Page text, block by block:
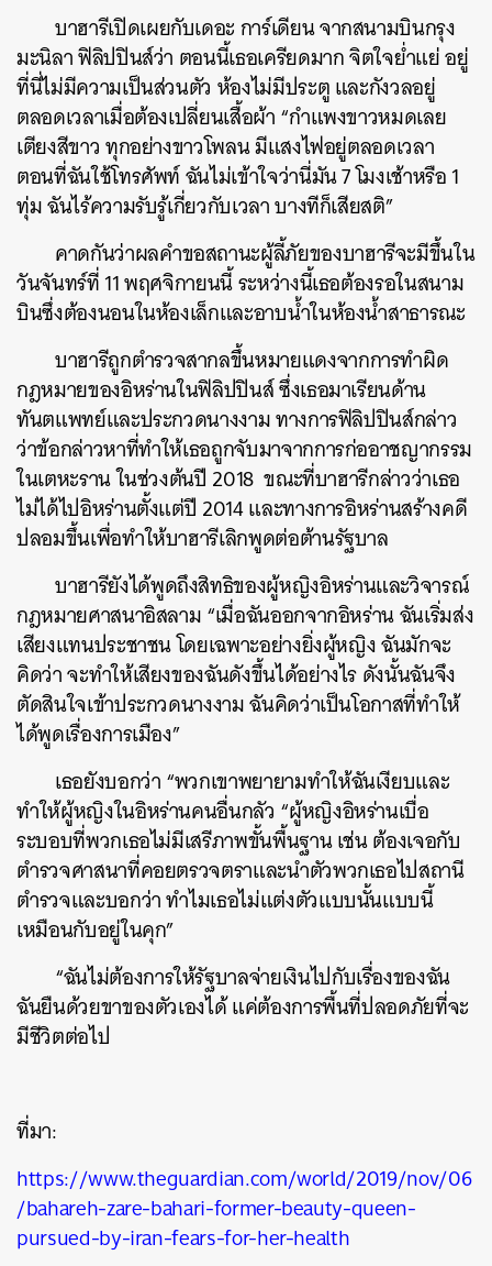
บาฮารีเปิดเผยกับเดอะ การ์เดียน จากสนามบินกรุง
มะนิลา ฟิลิปปินส์ว่า ตอนนี้เธอเครียดมาก จิตใจย่ำแย่ อยู่
ที่นี่ไม่มีความเป็นส่วนตัว ห้องไม่มีประตู และกังวลอยู่
ตลอดเวลาเมื่อต้องเปลี่ยนเสื้อผ้า “กำแพงขาวหมดเลย
เตียงสีขาว ทุกอย่างขาวโพลน มีแสงไฟอยู่ตลอดเวลา
ตอนที่ฉันใช้โทรศัพท์ ฉันไม่เข้าใจว่านี่มัน 7 โมงเช้าหรือ 1
ทุ่ม ฉันไร้ความรับรู้เกี่ยวกับเวลา บางทีก็เสียสติ”
คาดกันว่าผลคำขอสถานะผู้ลี้ภัยของบาฮารีจะมีขึ้นใน
วันจันทร์ที่ 11 พฤศจิกายนนี้ ระหว่างนี้เธอต้องรอในสนาม
บินซึ่งต้องนอนในห้องเล็กและอาบน้ำในห้องน้ำสาธารณะ
บาฮารีถูกตำรวจสากลขึ้นหมายแดงจากการทำผิด
กฎหมายของอิหร่านในฟิลิปปินส์ ซึ่งเธอมาเรียนด้าน
ทันตแพทย์และประกวดนางงาม ทางการฟิลิปปินส์กล่าว
ว่าข้อกล่าวหาที่ทำให้เธอถูกจับมาจากการก่ออาชญากรรม
ในเตหะราน ในช่วงต้นปี 2018 ขณะที่บาฮารีกล่าวว่าเธอ
ไม่ได้ไปอิหร่านตั้งแต่ปี 2014 และทางการอิหร่านสร้างคดี
ปลอมขึ้นเพื่อทำให้บาฮารีเลิกพูดต่อต้านรัฐบาล
บาฮารียังได้พูดถึงสิทธิของผู้หญิงอิหร่านและวิจารณ์
กฎหมายศาสนาอิสลาม “เมื่อฉันออกจากอิหร่าน ฉันเริ่มส่ง
เสียงแทนประชาชน โดยเฉพาะอย่างยิ่งผู้หญิง ฉันมักจะ
คิดว่า จะทำให้เสียงของฉันดังขึ้นได้อย่างไร ดังนั้นฉันจึง
ตัดสินใจเข้าประกวดนางงาม ฉันคิดว่าเป็นโอกาสที่ทำให้
ได้พูดเรื่องการเมือง”
เธอยังบอกว่า “พวกเขาพยายามทำให้ฉันเงียบและ
ทำให้ผู้หญิงในอิหร่านคนอื่นกลัว “ผู้หญิงอิหร่านเบื่อ
ระบอบที่พวกเธอไม่มีเสรีภาพขั้นพื้นฐาน เช่น ต้องเจอกับ
ตำรวจศาสนาที่คอยตรวจตราและนำตัวพวกเธอไปสถานี
ตำรวจและบอกว่า ทำไมเธอไม่แต่งตัวแบบนั้นแบบนี้
เหมือนกับอยู่ในคุก”
“ฉันไม่ต้องการให้รัฐบาลจ่ายเงินไปกับเรื่องของฉัน
ฉันยืนด้วยขาของตัวเองได้ แค่ต้องการพื้นที่ปลอดภัยที่จะ
มีชีวิตต่อไป
ที่มา:
https://www.theguardian.com/world/2019/nov/06
/bahareh-zare-bahari-former-beauty-queen-
pursued-by-iran-fears-for-her-health
ค้นหา
SHARE TWEET LINE EMAIL